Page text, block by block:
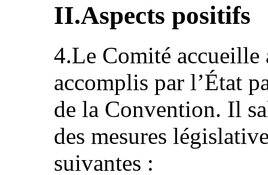
II.Aspects positifs
4.Le Comité accueille
accomplis par l’État
de la Convention. Il
des mesures
suivantes :